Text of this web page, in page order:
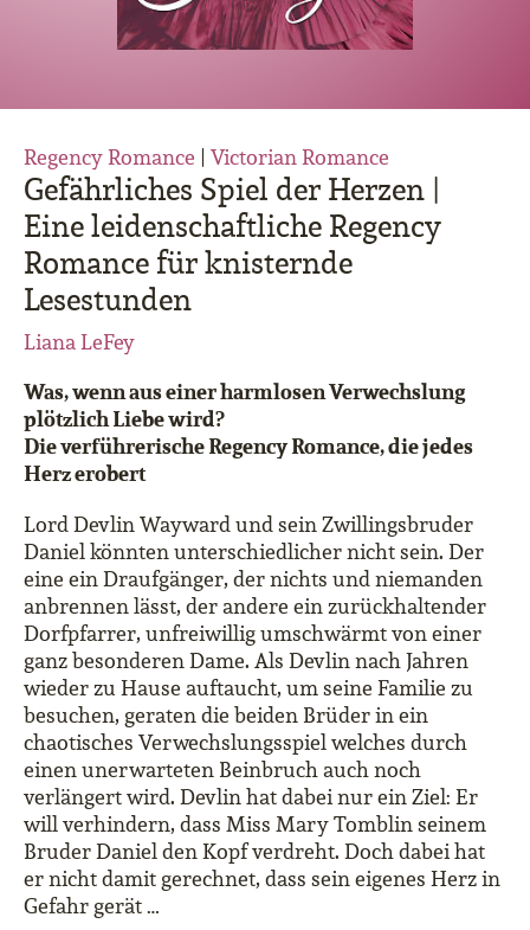
Gefährliches Spiel der Herzen |
Eine leidenschaftliche Regency
Romance für knisternde
Lesestunden
Liana LeFey
Regency Romance | Victorian Romance
Was, wenn aus einer harmlosen Verwechslung
plötzlich Liebe wird?
Die verführerische Regency Romance, die jedes
Herz erobert
Lord Devlin Wayward und sein Zwillingsbruder
Daniel könnten unterschiedlicher nicht sein. Der
eine ein Draufgänger, der nichts und niemanden
anbrennen lässt, der andere ein zurückhaltender
Dorfpfarrer, unfreiwillig umschwärmt von einer
ganz besonderen Dame. Als Devlin nach Jahren
wieder zu Hause auftaucht, um seine Familie zu
besuchen, geraten die beiden Brüder in ein
chaotisches Verwechslungsspiel welches durch
einen unerwarteten Beinbruch auch noch
verlängert wird. Devlin hat dabei nur ein Ziel: Er
will verhindern, dass Miss Mary Tomblin seinem
Bruder Daniel den Kopf verdreht. Doch dabei hat
er nicht damit gerechnet, dass sein eigenes Herz in
Gefahr gerät …